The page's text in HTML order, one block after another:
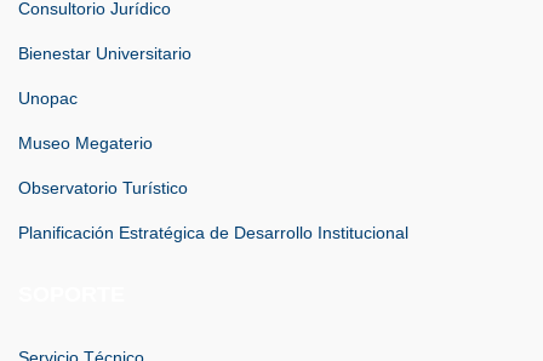
Consultorio Jurídico
Bienestar Universitario
Unopac
Museo Megaterio
Observatorio Turístico
Planificación Estratégica de Desarrollo Institucional